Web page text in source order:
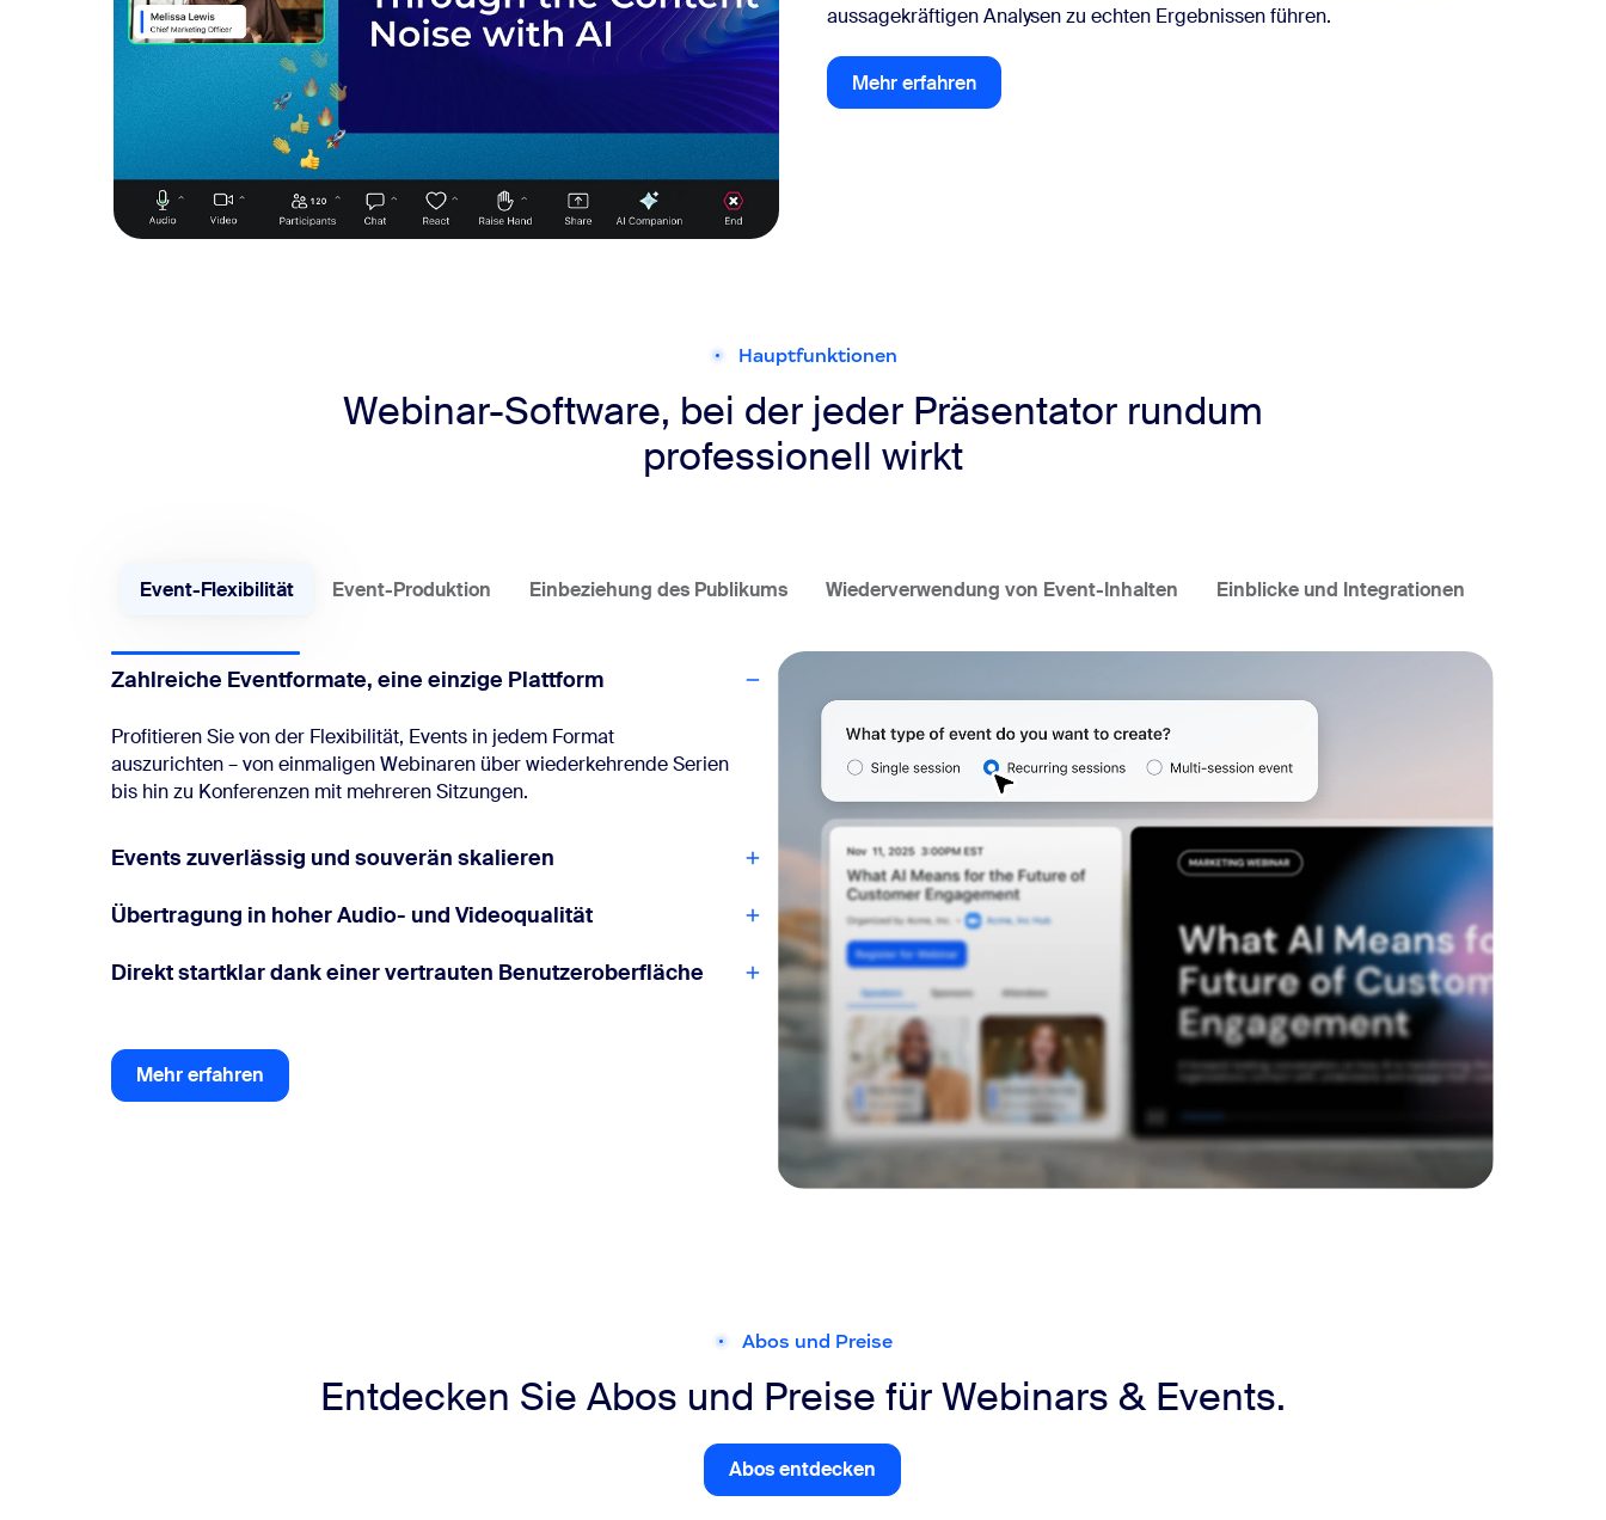
aussagekräftigen Analysen zu echten Ergebnissen führen.
Mehr erfahren
Mehr erfahren
Hauptfunktionen
Webinar-Software, bei der jeder Präsentator rundum
professionell wirkt
Event-Flexibilität Event-Produktion Einbeziehung des Publikums Wiederverwendung von Event-Inhalten Einblicke und Integrationen
Zahlreiche Eventformate, eine einzige Plattform
Profitieren Sie von der Flexibilität, Events in jedem Format
auszurichten – von einmaligen Webinaren über wiederkehrende Serien
bis hin zu Konferenzen mit mehreren Sitzungen.
Events zuverlässig und souverän skalieren
Übertragung in hoher Audio- und Videoqualität
Direkt startklar dank einer vertrauten Benutzeroberfläche
Mehr erfahren
Mehr erfahren
Abos und Preise
Entdecken Sie Abos und Preise für Webinars & Events.
Abos entdecken
Abos entdecken